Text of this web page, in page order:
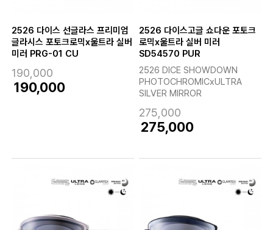
2526 다이스 선글라스 프리미엄
글라시스 포토크로믹x울트라 실버
미러 PRG-01 CU
190,000
190,000
2526 다이스고글 쇼다운 포토크
로믹x울트라 실버 미러
SD54570 PUR
2526 DICE SHOWDOWN
PHOTOCHROMICxULTRA
SILVER MIRROR
275,000
275,000